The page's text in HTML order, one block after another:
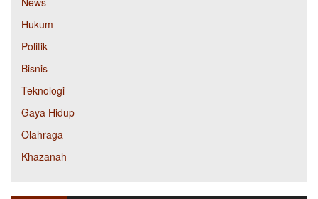
Hukum
Politik
Bisnis
Teknologi
Gaya Hidup
Olahraga
Khazanah